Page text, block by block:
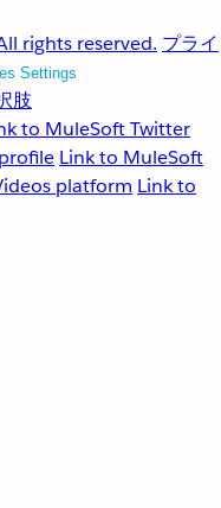
rights reserved. プライ
Settings
肢
to MuleSoft Twitter
Link to MuleSoft
platform Link to